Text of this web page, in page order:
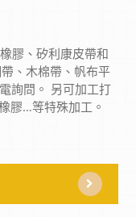
膠、矽利康皮帶和
、木棉帶、帆布平
詢問。 另可加工打
膠…等特殊加工。